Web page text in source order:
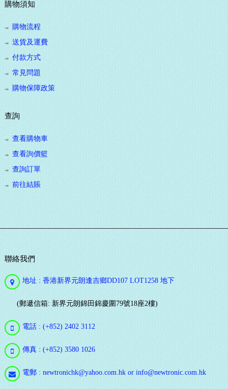
購物須知
購物流程
送貨及運費
付款方式
常見問題
購物保障政策
查詢
查看購物車
查看詢價籃
查詢訂單
前往結賬
聯絡我們
地址 : 香港新界元朗逢吉鄉DD107 LOT1258 地下
(郵遞信箱: 新界元朗錦田錦慶圍79號18座2樓)
電話 : (+852) 2402 3112
傳真 : (+852) 3580 1026
電郵 : newtronichk@yahoo.com.hk or info@newtronic.com.hk